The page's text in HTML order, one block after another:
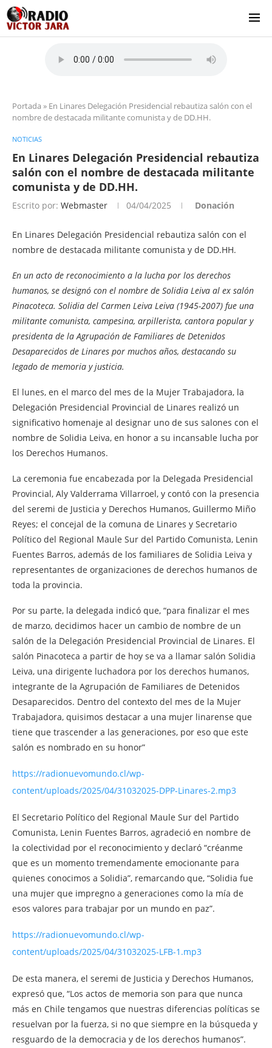
Portada » En Linares Delegación Presidencial rebautiza salón con el
nombre de destacada militante comunista y de DD.HH.
NOTICIAS
En Linares Delegación Presidencial rebautiza
salón con el nombre de destacada militante
comunista y de DD.HH.
Escrito por: Webmaster 04/04/2025 Donación
En Linares Delegación Presidencial rebautiza salón con el
nombre de destacada militante comunista y de DD.HH.
En un acto de reconocimiento a la lucha por los derechos
humanos, se designó con el nombre de Solidia Leiva al ex salón
Pinacoteca. Solidia del Carmen Leiva Leiva (1945-2007) fue una
militante comunista, campesina, arpillerista, cantora popular y
presidenta de la Agrupación de Familiares de Detenidos
Desaparecidos de Linares por muchos años, destacando su
legado de memoria y justicia.
El lunes, en el marco del mes de la Mujer Trabajadora, la
Delegación Presidencial Provincial de Linares realizó un
significativo homenaje al designar uno de sus salones con el
nombre de Solidia Leiva, en honor a su incansable lucha por
los Derechos Humanos.
La ceremonia fue encabezada por la Delegada Presidencial
Provincial, Aly Valderrama Villarroel, y contó con la presencia
del seremi de Justicia y Derechos Humanos, Guillermo Miño
Reyes; el concejal de la comuna de Linares y Secretario
Político del Regional Maule Sur del Partido Comunista, Lenin
Fuentes Barros, además de los familiares de Solidia Leiva y
representantes de organizaciones de derechos humanos de
toda la provincia.
Por su parte, la delegada indicó que, “para finalizar el mes
de marzo, decidimos hacer un cambio de nombre de un
salón de la Delegación Presidencial Provincial de Linares. El
salón Pinacoteca a partir de hoy se va a llamar salón Solidia
Leiva, una dirigente luchadora por los derechos humanos,
integrante de la Agrupación de Familiares de Detenidos
Desaparecidos. Dentro del contexto del mes de la Mujer
Trabajadora, quisimos destacar a una mujer linarense que
tiene que trascender a las generaciones, por eso que este
salón es nombrado en su honor”
https://radionuevomundo.cl/wp-
content/uploads/2025/04/31032025-DPP-Linares-2.mp3
El Secretario Político del Regional Maule Sur del Partido
Comunista, Lenin Fuentes Barros, agradeció en nombre de
la colectividad por el reconocimiento y declaró “créanme
que es un momento tremendamente emocionante para
quienes conocimos a Solidia”, remarcando que, “Solidia fue
una mujer que impregno a generaciones como la mía de
esos valores para trabajar por un mundo en paz”.
https://radionuevomundo.cl/wp-
content/uploads/2025/04/31032025-LFB-1.mp3
De esta manera, el seremi de Justicia y Derechos Humanos,
expresó que, “Los actos de memoria son para que nunca
más en Chile tengamos que nuestras diferencias políticas se
resuelvan por la fuerza, si no que siempre en la búsqueda y
resguardo de la democracia y de los derechos humanos”.